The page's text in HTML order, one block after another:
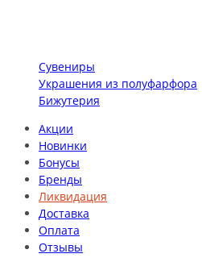
Сувениры
Украшения из полуфарфора
Бижутерия
Акции
Новинки
Бонусы
Бренды
Ликвидация
Доставка
Оплата
Отзывы